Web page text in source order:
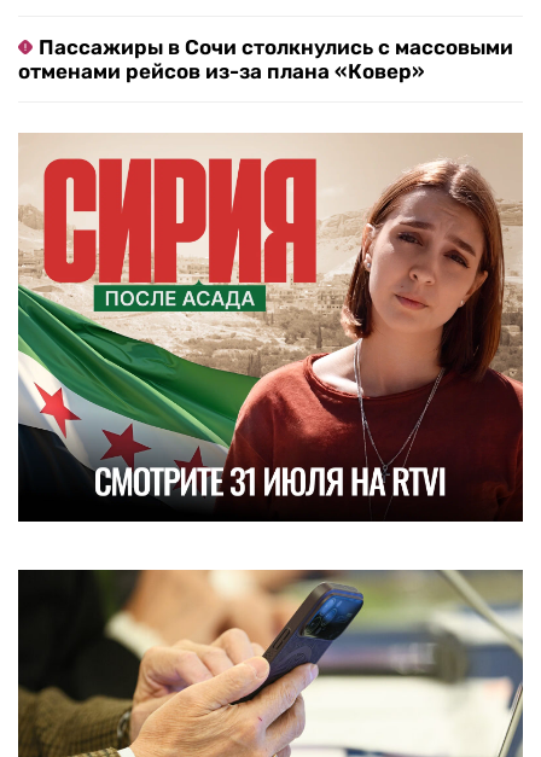
Пассажиры в Сочи столкнулись с массовыми
отменами рейсов из-за плана «Ковер»